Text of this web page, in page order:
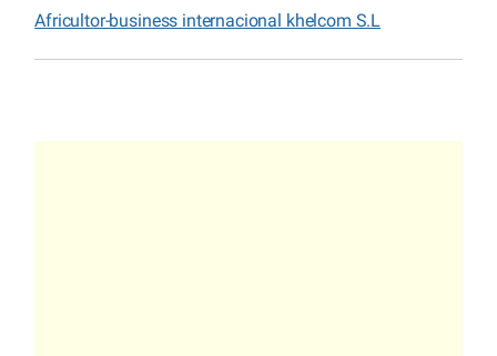
Africultor-business internacional khelcom S.L